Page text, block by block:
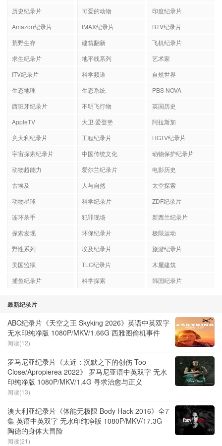
历史纪录片
可爱的动物
印度纪录片
Amazon纪录片
IMAX纪录片
BTV纪录片
荒野生存
建筑翻新
飞机纪录片
求生纪录片
地平线系列
艺术家
ITV纪录片
科学频道
自然世界
生态地理
生态系统
PBS NOVA
西班牙纪录片
不明飞行物
英国历史
AppleTV
大卫·爱登堡
阿拉斯加
意大利纪录片
工程纪录片
HGTV纪录片
宇宙探索纪录片
中国传统文化
动物保护纪录片
动物超能力
爱尔兰纪录片
电影历史
古埃及
人与自然
太空探索
动物星球
科学纪录片
ZDF纪录片
连环杀手
犯罪现场
新西兰纪录片
探索发现
环保纪录片
极限运动
野性系列
埃及纪录片
旅游纪录片
美国监狱
TLC纪录片
木屋建筑
捕鱼纪录片
科学探索 韩国纪录片
最新纪录片
ABC纪录片《天空之王 Skyking 2026》英语中英双字
无水印纯净版 1080P/MKV/1.66G 西雅图偷机事件
阅读(12)
罗马尼亚纪录片《太近：沉默之下的创伤 Too
Close/Apropierea 2022》 罗马尼亚语中英双字 无水
印纯净版 1080P/MKV/1.4G 寻求治愈与正义
阅读(13)
澳大利亚纪录片《体能无极限 Body Hack 2016》全7
集 英语中英双字 无水印纯净版 1080P/MKV/17.3G
陶德的身体大冒险
阅读(21)